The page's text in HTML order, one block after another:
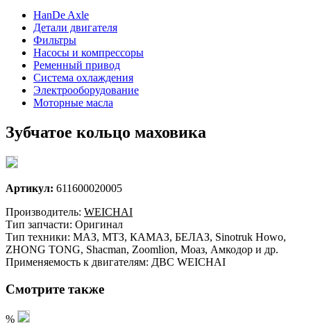
HanDe Axle
Детали двигателя
Фильтры
Насосы и компрессоры
Ременный привод
Система охлаждения
Электрооборудование
Моторные масла
Зубчатое кольцо маховика
Артикул: 611600020005
Производитель: WEICHAI
Тип запчасти: Оригинал
Тип техники: МАЗ, МТЗ, КАМАЗ, БЕЛАЗ, Sinotruk Howo,
ZHONG TONG, Shacman, Zoomlion, Моаз, Амкодор и др.
Применяемость к двигателям: ДВС WEICHAI
Смотрите также
%